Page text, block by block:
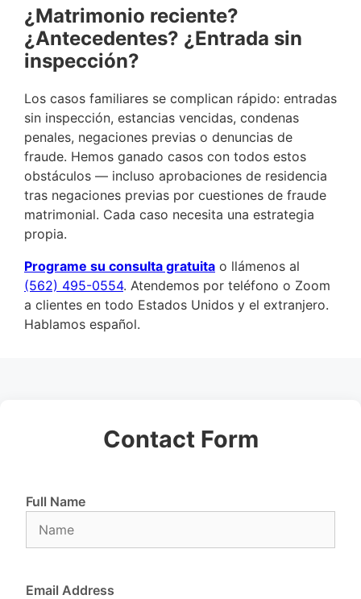
¿Matrimonio reciente?
¿Antecedentes? ¿Entrada sin
inspección?
Los casos familiares se complican rápido: entradas
sin inspección, estancias vencidas, condenas
penales, negaciones previas o denuncias de
fraude. Hemos ganado casos con todos estos
obstáculos — incluso aprobaciones de residencia
tras negaciones previas por cuestiones de fraude
matrimonial. Cada caso necesita una estrategia
propia.
Programe su consulta gratuita o llámenos al
(562) 495-0554. Atendemos por teléfono o Zoom
a clientes en todo Estados Unidos y el extranjero.
Hablamos español.
Contact Form
Full Name
Email Address